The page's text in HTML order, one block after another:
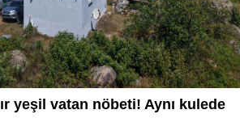
yeşil vatan nöbeti! Aynı kulede